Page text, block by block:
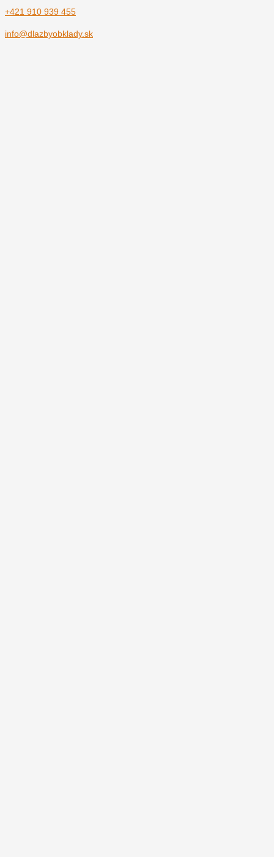
+421 910 939 455
info@dlazbyobklady.sk